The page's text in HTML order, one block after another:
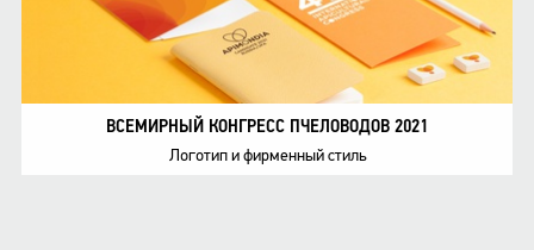
ВСЕМИРНЫЙ КОНГРЕСС ПЧЕЛОВОДОВ 2021
Логотип и фирменный стиль